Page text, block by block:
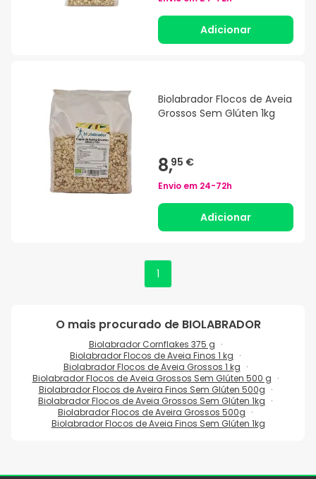
Adicionar
Biolabrador Flocos de Aveia
Grossos Sem Glúten 1kg
8,95 €
Envio em 24-72h
Adicionar
1
O mais procurado de BIOLABRADOR
Biolabrador Cornflakes 375 g
Biolabrador Flocos de Aveia Finos 1 kg
Biolabrador Flocos de Aveia Grossos 1 kg
Biolabrador Flocos de Aveia Grossos Sem Glúten 500 g
Biolabrador Flocos de Aveira Finos Sem Glúten 500g
Biolabrador Flocos de Aveia Grossos Sem Glúten 1kg
Biolabrador Flocos de Aveira Grossos 500g
Biolabrador Flocos de Aveia Finos Sem Glúten 1kg